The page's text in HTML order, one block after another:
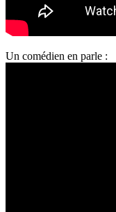
Un comédien en parle :